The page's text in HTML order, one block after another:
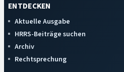
ENTDECKEN
Aktuelle Ausgabe
HRRS-Beiträge suchen
Archiv
Rechtsprechung